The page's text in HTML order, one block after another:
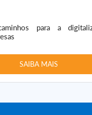
para a
SAIBA MAIS